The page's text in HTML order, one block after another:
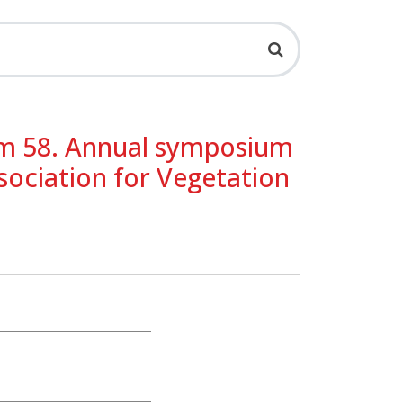
58. Annual symposium
for Vegetation